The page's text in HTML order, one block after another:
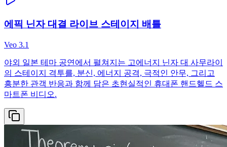
에픽 닌자 대결 라이브 스테이지 배틀
Veo 3.1
야외 일본 테마 공연에서 펼쳐지는 고에너지 닌자 대 사무라이
의 스테이지 격투를, 분신, 에너지 공격, 극적인 안무, 그리고
흥분한 관객 반응과 함께 담은 초현실적인 휴대폰 핸드헬드 스
마트폰 비디오.